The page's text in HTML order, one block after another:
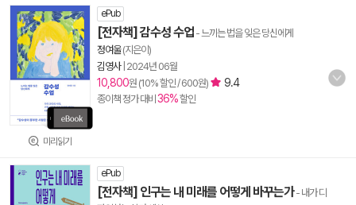
미리읽기
ePub
[전자책] 감수성 수업 - 느끼는 법을 잊은 당신에게
정여울(지은이)
김영사| 2024년 06월
10,800원 (10% 할인 / 600원) 9.4
종이책 정가 대비 36%할인
ePub
[전자책] 인구는 내 미래를 어떻게 바꾸는가- 내가 디